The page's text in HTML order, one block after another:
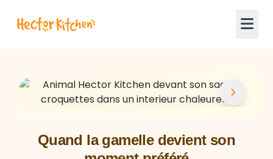
Quand la gamelle devient son